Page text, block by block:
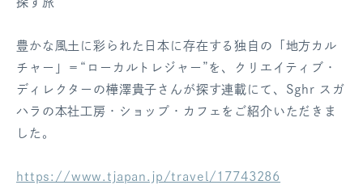
豊かな風土に彩られた日本に存在する独自の「地方カル
チャー」＝“ローカルトレジャー”を、クリエイティブ・
ディレクターの樺澤貴子さんが探す連載にて、Sghr スガ
ハラの本社工房・ショップ・カフェをご紹介いただきま
した。
https://www.tjapan.jp/travel/17743286